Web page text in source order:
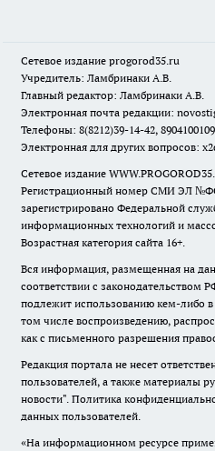
Сетевое издание progorod35.ru
Учредитель: Ламбринаки А.В.
Главный редактор: Ламбринаки А.В.
Электронная почта редакции:
Телефоны: 8(8212)39-14-42,
Электронная для других вопросов:
Сетевое издание
Регистрационный номер СМИ ЭЛ
зарегистрировано Федеральной
информационных технологий и
Возрастная категория сайта 16+.
Вся информация, размещенная на
соответствии с законодательством
подлежит использованию кем-либо
том числе воспроизведению,
как с письменного разрешения
Редакция портала не несет
пользователей, а также материалы
новости". Политика
данных пользователей.
«На информационном ресурсе